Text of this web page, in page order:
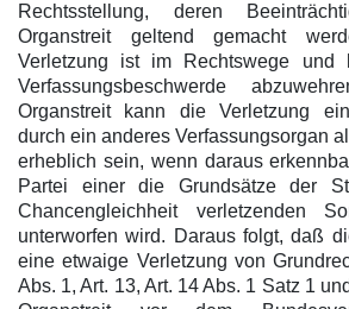
Rechtsstellung, deren
Organstreit geltend gemacht
Verletzung ist im Rechtswege und
Verfassungsbeschwerde
Organstreit kann die Verletzung
durch ein anderes Verfassungsorgan
erheblich sein, wenn daraus
Partei einer die Grundsätze der
Chancengleichheit verletzenden
unterworfen wird. Daraus folgt, daß
eine etwaige Verletzung von
Abs. 1, Art. 13, Art. 14 Abs. 1 Satz 1